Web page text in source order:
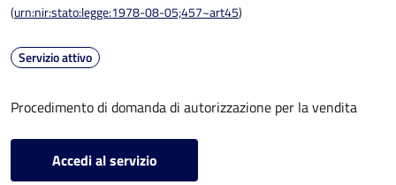
(urn:nir:stato:legge:1978-08-05;457~art45)
Servizio attivo
Procedimento di domanda di autorizzazione per la vendita
Accedi al servizio